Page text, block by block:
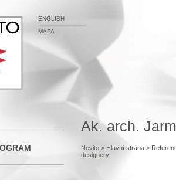
ENGLISH
MAPA
Ak. arch.
Novito > Hlavní strana>
designery